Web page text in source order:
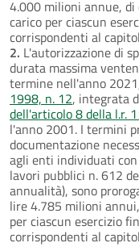
4.000 milioni annue,
carico per ciascun
corrispondenti al
2. L'autorizzazione di
durata massima
termine nell'anno
1998, n. 12, integrata
dell'articolo 8 della l.r.
l'anno 2001. I termini
documentazione
agli enti individuati
lavori pubblici n. 612
annualità), sono
lire 4.785 milioni
per ciascun esercizio
corrispondenti al